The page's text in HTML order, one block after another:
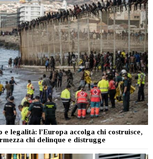
legalità: l’Europa accolga chi costruisce,
chi delinque e distrugge